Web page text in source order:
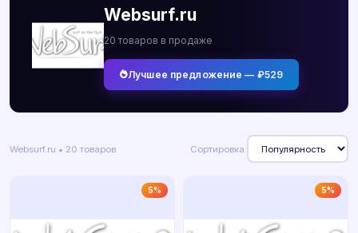
Websurf.ru
20 товаров в продаже
Лучшее предложение — ₽529
Websurf.ru • 20 товаров Сортировка:
5% 5%